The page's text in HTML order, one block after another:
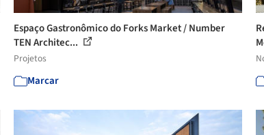
Espaço Gastronômico do Forks Market / Number
TEN Architec...
Projetos
Marcar